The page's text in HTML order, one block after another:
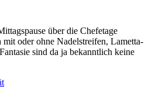
über die Chefetage
oder ohne Nadelstreifen, Lametta-
sind da ja bekanntlich keine